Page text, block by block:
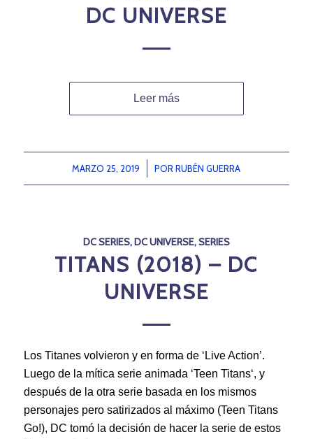
DC UNIVERSE
Leer más
MARZO 25, 2019
/ PORRUBÉN GUERRA
DC SERIES,DC UNIVERSE,SERIES
TITANS (2018) – DC
UNIVERSE
Los Titanes volvieron y en forma de ‘Live Action’.
Luego de la mítica serie animada ‘Teen Titans‘, y
después de la otra serie basada en los mismos
personajes pero satirizados al máximo (Teen Titans
Go!), DC tomó la decisión de hacer la serie de estos